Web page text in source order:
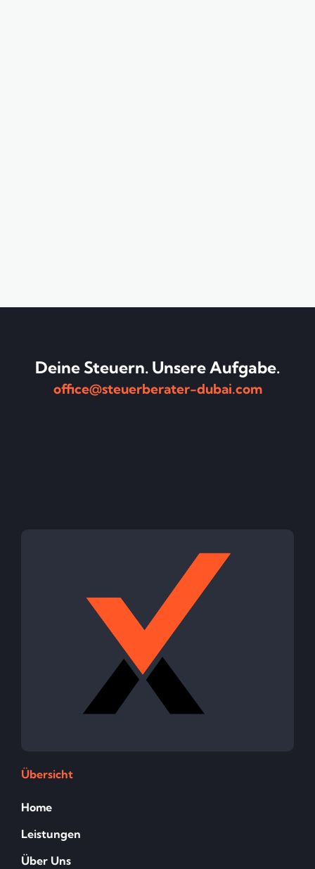
Deine Steuern. Unsere Aufgabe.
office@steuerberater-dubai.com
Übersicht
Home
Leistungen
Über Uns